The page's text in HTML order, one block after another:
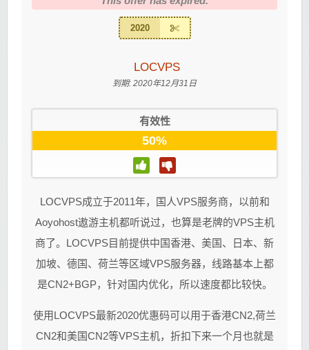
2020
LOCVPS
到期: 2020年12月31日
有效性
50%
LOCVPS成立于2011年，国人VPS服务商，以前和
Aoyohost遨游主机都听说过，也算是老牌的VPS主机
商了。LOCVPS目前提供中国香港、美国、日本、新
加坡、德国、荷兰等区域VPS服务器，线路基本上都
是CN2+BGP，针对国内优化，所以速度都比较快。
使用LOCVPS最新2020优惠码可以用于香港CN2,荷兰
CN2和美国CN2等VPS主机，折扣下来一个月也就是